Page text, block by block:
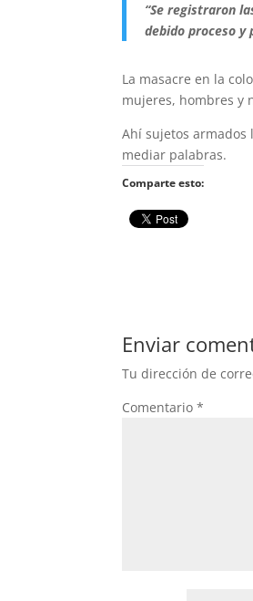
“Se registraron
debido proceso y
La masacre en la
mujeres, hombres y
Ahí sujetos
mediar palabras.
Comparte esto:
Enviar
Tu dirección de
Comentario*